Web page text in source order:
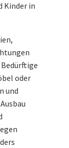
Kinder in
oder
und